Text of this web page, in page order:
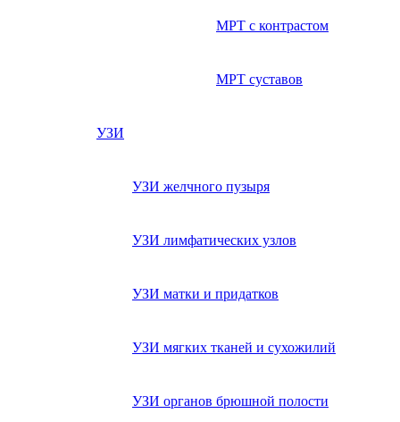
МРТ с контрастом
МРТ суставов
УЗИ
УЗИ желчного пузыря
УЗИ лимфатических узлов
УЗИ матки и придатков
УЗИ мягких тканей и сухожилий
УЗИ органов брюшной полости